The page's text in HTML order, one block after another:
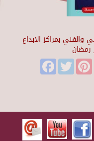
والفني بمراكز الابداع
رمضان
FacebookTwitter